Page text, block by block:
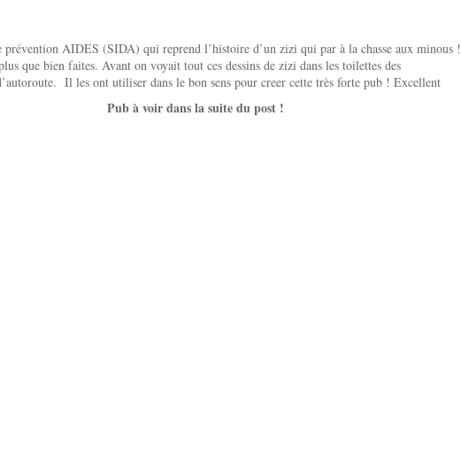
prévention AIDES (SIDA) qui reprend l’histoire d’un zizi qui par à la chasse aux minous !
que bien faites. Avant on voyait tout ces dessins de zizi dans les toilettes des
Il les ont utiliser dans le bon sens pour creer cette très forte pub ! Excellent
Pub à voir dans la suite du post !